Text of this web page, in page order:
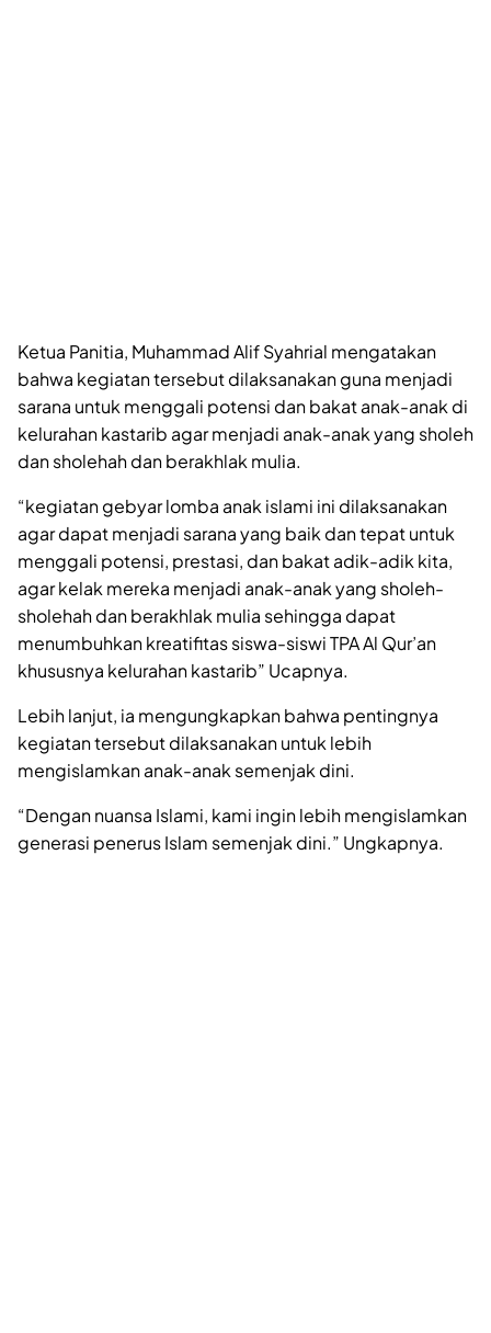
Ketua Panitia, Muhammad Alif Syahrial mengatakan
bahwa kegiatan tersebut dilaksanakan guna menjadi
sarana untuk menggali potensi dan bakat anak-anak di
kelurahan kastarib agar menjadi anak-anak yang sholeh
dan sholehah dan berakhlak mulia.
“kegiatan gebyar lomba anak islami ini dilaksanakan
agar dapat menjadi sarana yang baik dan tepat untuk
menggali potensi, prestasi, dan bakat adik-adik kita,
agar kelak mereka menjadi anak-anak yang sholeh-
sholehah dan berakhlak mulia sehingga dapat
menumbuhkan kreatifitas siswa-siswi TPA Al Qur’an
khususnya kelurahan kastarib” Ucapnya.
Lebih lanjut, ia mengungkapkan bahwa pentingnya
kegiatan tersebut dilaksanakan untuk lebih
mengislamkan anak-anak semenjak dini.
“Dengan nuansa Islami, kami ingin lebih mengislamkan
generasi penerus Islam semenjak dini.” Ungkapnya.